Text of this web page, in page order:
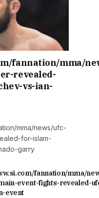
fannation/mma/
revealed-
vs-ian-
mma/news/ufc-
for-islam-
garry
fannation/mma/
event-fights-revealed-
event